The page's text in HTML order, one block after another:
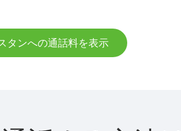
タンへの通話料を表示